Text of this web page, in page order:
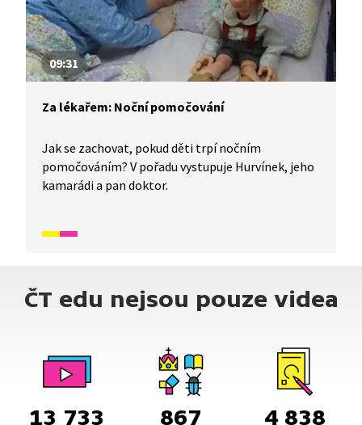
09:31
Za lékařem: Noční pomočování
Jak se zachovat, pokud děti trpí nočním
pomočováním? V pořadu vystupuje Hurvínek, jeho
kamarádi a pan doktor.
ČT edu nejsou pouze videa
13 733 867 4 838